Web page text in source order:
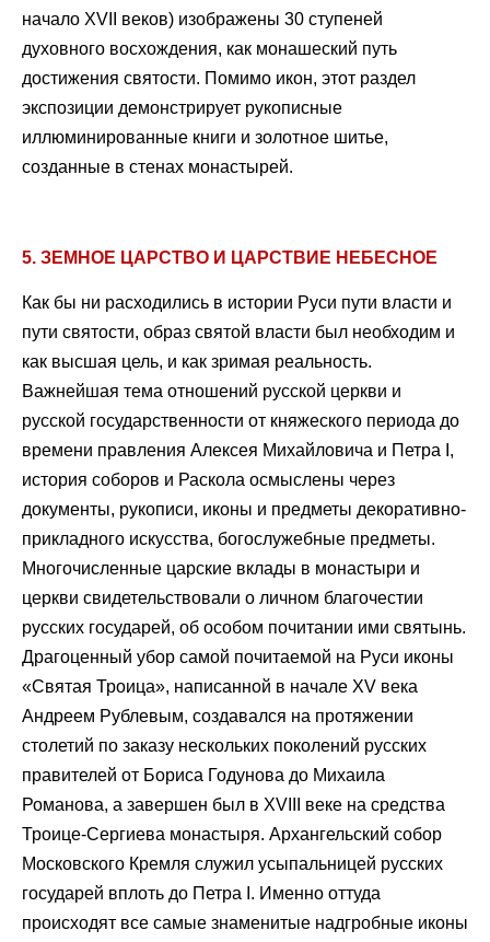
начало XVII веков) изображены 30 ступеней
духовного восхождения, как монашеский путь
достижения святости. Помимо икон, этот раздел
экспозиции демонстрирует рукописные
иллюминированные книги и золотное шитье,
созданные в стенах монастырей.
5. ЗЕМНОЕ ЦАРСТВО И ЦАРСТВИЕ НЕБЕСНОЕ
Как бы ни расходились в истории Руси пути власти и
пути святости, образ святой власти был необходим и
как высшая цель, и как зримая реальность.
Важнейшая тема отношений русской церкви и
русской государственности от княжеского периода до
времени правления Алексея Михайловича и Петра I,
история соборов и Раскола осмыслены через
документы, рукописи, иконы и предметы декоративно-
прикладного искусства, богослужебные предметы.
Многочисленные царские вклады в монастыри и
церкви свидетельствовали о личном благочестии
русских государей, об особом почитании ими святынь.
Драгоценный убор самой почитаемой на Руси иконы
«Святая Троица», написанной в начале XV века
Андреем Рублевым, создавался на протяжении
столетий по заказу нескольких поколений русских
правителей от Бориса Годунова до Михаила
Романова, а завершен был в XVIII веке на средства
Троице-Сергиева монастыря. Архангельский собор
Московского Кремля служил усыпальницей русских
государей вплоть до Петра I. Именно оттуда
происходят все самые знаменитые надгробные иконы